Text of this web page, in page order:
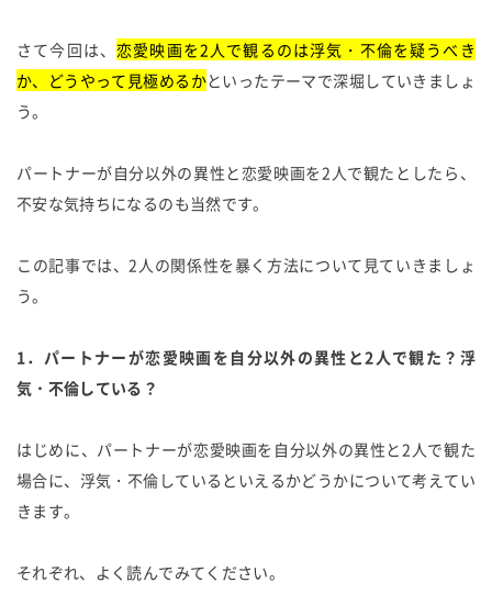
さて今回は、恋愛映画を2人で観るのは浮気・不倫を疑うべき
か、どうやって見極めるかといったテーマで深堀していきましょ
う。
パートナーが自分以外の異性と恋愛映画を2人で観たとしたら、
不安な気持ちになるのも当然です。
この記事では、2人の関係性を暴く方法について見ていきましょ
う。
1．パートナーが恋愛映画を自分以外の異性と2人で観た？浮
気・不倫している？
はじめに、パートナーが恋愛映画を自分以外の異性と2人で観た
場合に、浮気・不倫しているといえるかどうかについて考えてい
きます。
それぞれ、よく読んでみてください。